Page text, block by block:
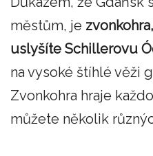
městům, je
uslyšíte Schillerovu
na vysoké štíhlé věži
Zvonkohra hraje
můžete několik